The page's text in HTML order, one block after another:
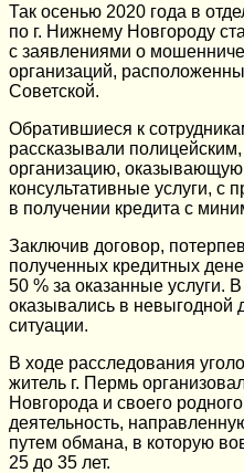
Так осенью 2020 года в
по г. Нижнему Новгороду
с заявлениями о
организаций,
Советской.
Обратившиеся к
рассказывали
организацию,
консультативные услуги, с
в получении кредита с
Заключив договор,
полученных кредитных
50 % за оказанные услуги.
оказывались в невыгодной
ситуации.
В ходе расследования
житель г. Пермь
Новгорода и своего
деятельность,
путем обмана, в которую
25 до 35 лет.